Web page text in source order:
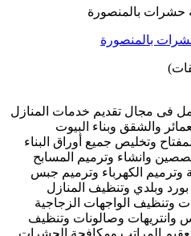
بالمنصورة
فى مجال تقديم خدمات المنازل
والشقق وبناء البيوت
وتخليص جميع أوراق البناء
وانشاء وترميم المسابح
وترميم الكهرباء وترميم جبس
وبلدي وتنظيف المنازل
وتنظيف الواجهات الزجاجية
وانتريهات وصالونات وتنظيف
المراتب ومكافحة الحشرات